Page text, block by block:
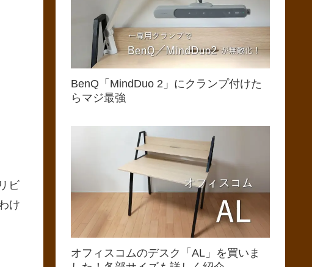
ビ
け
BenQ「MindDuo 2」にクランプ付けた
らマジ最強
オフィスコムのデスク「AL」を買いま